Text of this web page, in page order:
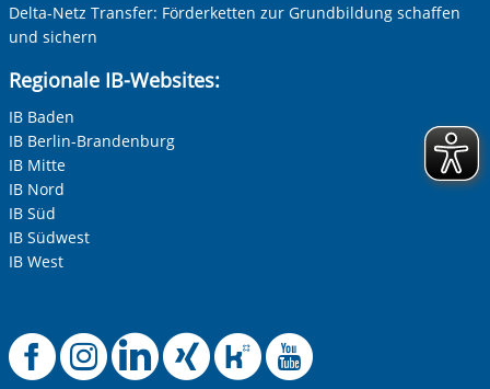
Delta-Netz Transfer: Förderketten zur Grundbildung schaffen
und sichern
Regionale IB-Websites:
IB Baden
IB Berlin-Brandenburg
IB Mitte
IB Nord
IB Süd
IB Südwest
IB West
Offizielle
Offizielle
Offizielle
Offizielle
Offizielle